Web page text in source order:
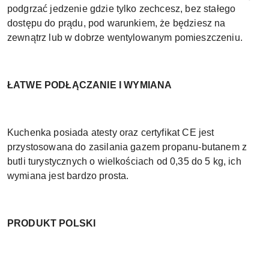
podgrzać jedzenie gdzie tylko zechcesz, bez stałego
dostępu do prądu, pod warunkiem, że będziesz na
zewnątrz lub w dobrze wentylowanym pomieszczeniu.
ŁATWE PODŁĄCZANIE I WYMIANA
Kuchenka posiada atesty oraz certyfikat CE jest
przystosowana do zasilania gazem propanu-butanem z
butli turystycznych o wielkościach od 0,35 do 5 kg, ich
wymiana jest bardzo prosta.
PRODUKT POLSKI